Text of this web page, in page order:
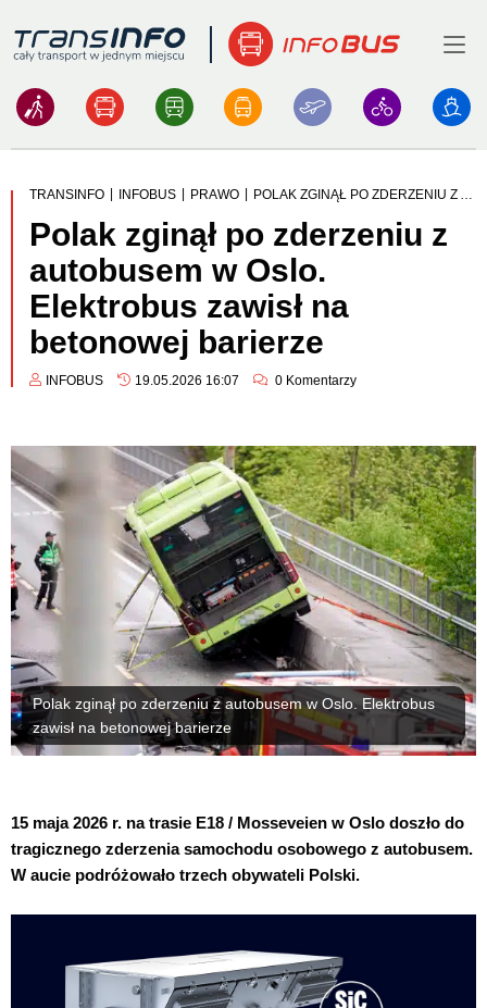
Logo Menu
TRANSINFO INFOBUS PRAWO POLAK ZGINĄŁ PO ZDERZENIU Z AUTOBUSEM W OSLO. ELEKTROBUS ZAWISŁ NA BETONOWEJ BARIERZE
Polak zginął po zderzeniu z
autobusem w Oslo.
Elektrobus zawisł na
betonowej barierze
INFOBUS 19.05.2026 16:07 0 Komentarzy
Polak zginął po zderzeniu z autobusem w Oslo. Elektrobus
zawisł na betonowej barierze
15 maja 2026 r. na trasie E18 / Mosseveien w Oslo doszło do
tragicznego zderzenia samochodu osobowego z autobusem.
W aucie podróżowało trzech obywateli Polski.